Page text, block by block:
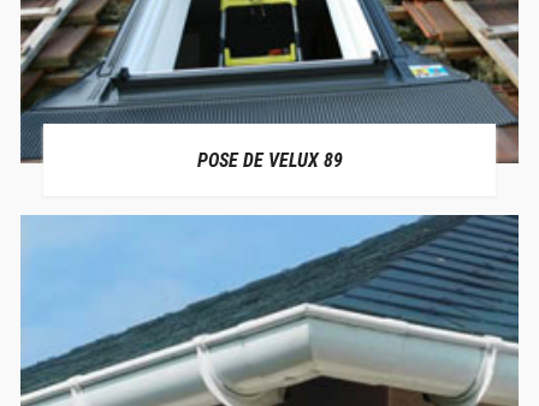
POSE DE VELUX 89